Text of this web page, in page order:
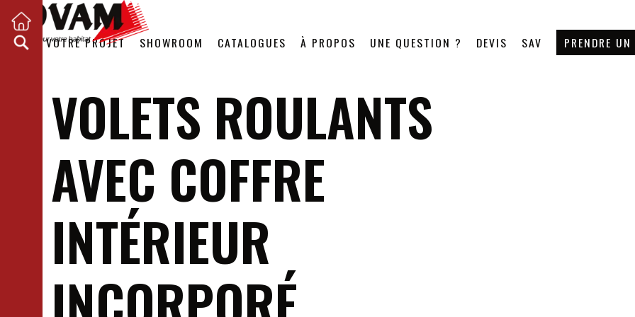
VOTRE PROJET SHOWROOM CATALOGUES À PROPOS UNE QUESTION ? DEVIS SAV PRENDRE
VOLETS ROULANTS
AVEC COFFRE
INTÉRIEUR